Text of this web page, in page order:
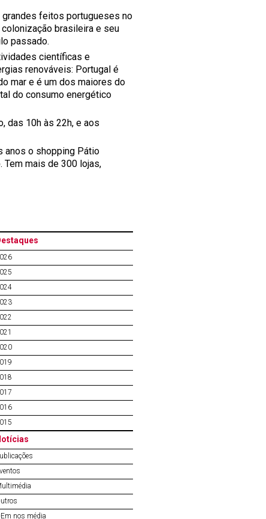
feitos portugueses no
brasileira e seu
passado.
científicas e
renováveis: Portugal é
mar e é um dos maiores do
do consumo energético
das 10h às 22h, e aos
anos o shopping Pátio
mais de 300 lojas,
nos média